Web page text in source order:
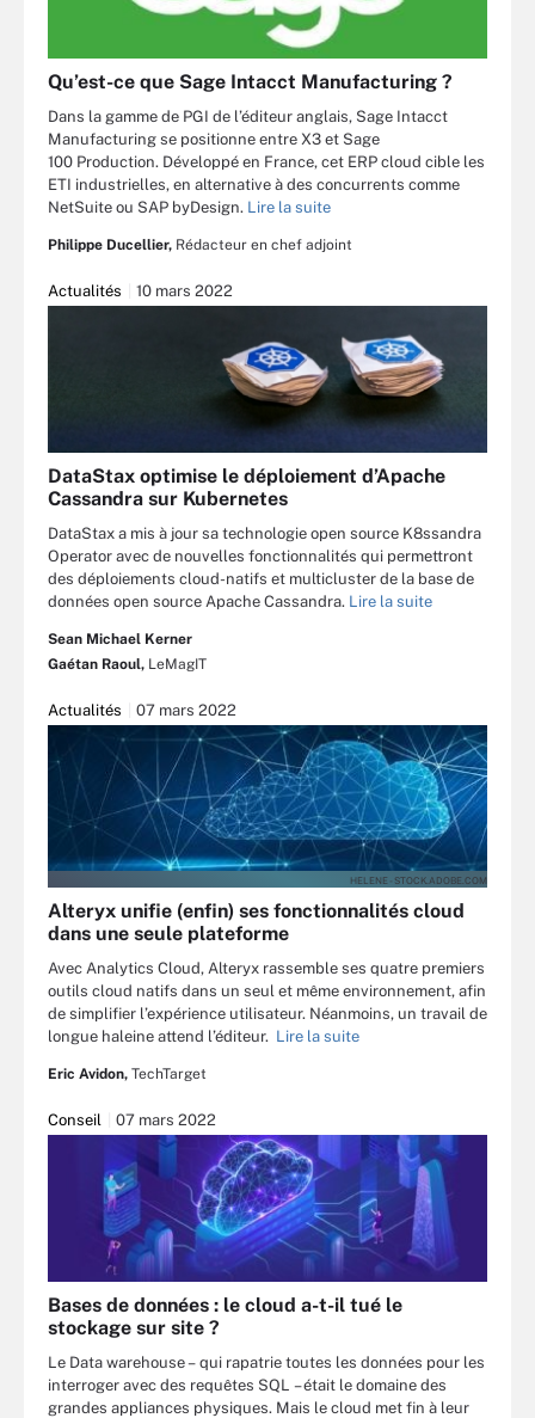
Qu’est-ce que Sage Intacct Manufacturing ?
Dans la gamme de PGI de l’éditeur anglais, Sage Intacct
Manufacturing se positionne entre X3 et Sage
100 Production. Développé en France, cet ERP cloud cible les
ETI industrielles, en alternative à des concurrents comme
NetSuite ou SAP byDesign. Lire la suite
Philippe Ducellier, Rédacteur en chef adjoint
Actualités 10 mars 2022
DataStax optimise le déploiement d’Apache
Cassandra sur Kubernetes
DataStax a mis à jour sa technologie open source K8ssandra
Operator avec de nouvelles fonctionnalités qui permettront
des déploiements cloud-natifs et multicluster de la base de
données open source Apache Cassandra. Lire la suite
Sean Michael Kerner
Gaétan Raoul, LeMagIT
Actualités 07 mars 2022
HELENE - STOCK.ADOBE.COM
Alteryx unifie (enfin) ses fonctionnalités cloud
dans une seule plateforme
Avec Analytics Cloud, Alteryx rassemble ses quatre premiers
outils cloud natifs dans un seul et même environnement, afin
de simplifier l’expérience utilisateur. Néanmoins, un travail de
longue haleine attend l’éditeur. Lire la suite
Eric Avidon, TechTarget
Conseil 07 mars 2022
Bases de données : le cloud a-t-il tué le
stockage sur site ?
Le Data warehouse – qui rapatrie toutes les données pour les
interroger avec des requêtes SQL – était le domaine des
grandes appliances physiques. Mais le cloud met fin à leur